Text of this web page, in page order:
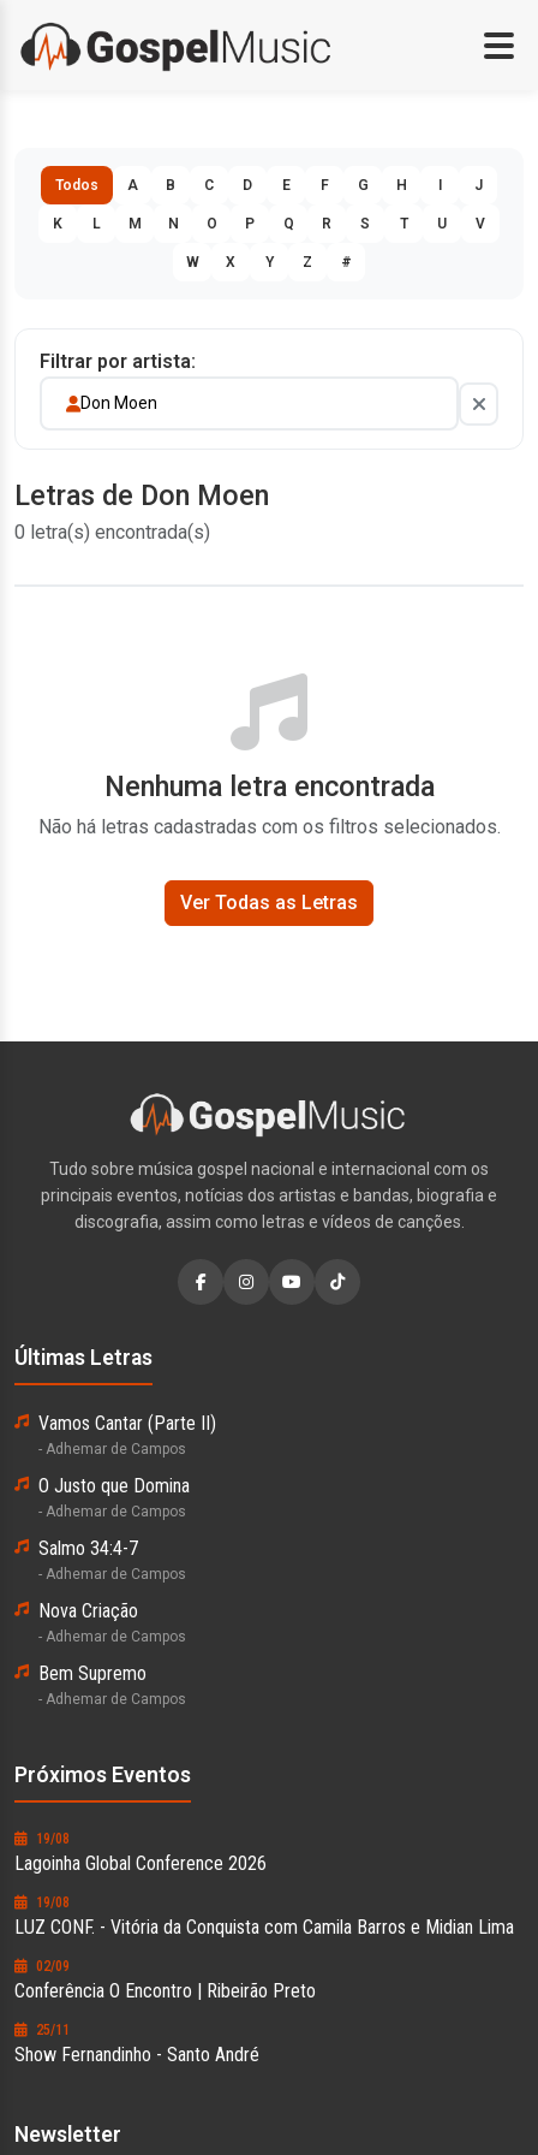
Todos A B C D E F G H J
K L M N O P Q R S T U V
W X Y Z #
Filtrar por artista:
Don Moen
Letras de Don Moen
0 letra(s) encontrada(s)
Nenhuma letra encontrada
Não há letras cadastradas com os filtros selecionados.
Ver Todas as Letras
Tudo sobre música gospel nacional e internacional com os
principais eventos, notícias dos artistas e bandas, biografia e
discografia, assim como letras e vídeos de canções.
Últimas Letras
Vamos Cantar (Parte II)
- Adhemar de Campos
O Justo que Domina
- Adhemar de Campos
Salmo 34:4-7
- Adhemar de Campos
Nova Criação
- Adhemar de Campos
Bem Supremo
- Adhemar de Campos
Próximos Eventos
19/08
Lagoinha Global Conference 2026
19/08
LUZ CONF. - Vitória da Conquista com Camila Barros e Midian Lima
02/09
Conferência O Encontro | Ribeirão Preto
25/11
Show Fernandinho - Santo André
Newsletter